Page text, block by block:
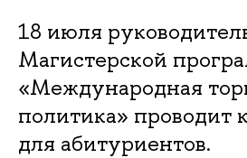
18 июля
Магистерской
«Международная
политика» проводит
для абитуриентов.